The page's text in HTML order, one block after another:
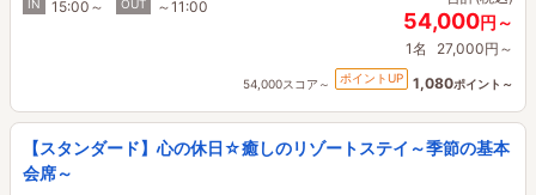
IN
15:00～ OUT ～11:00
54,000円～
1名 27,000円～
54,000スコア～ ポイントUP 1,080ポイント～
【スタンダード】心の休日☆癒しのリゾートステイ～季節の基本
会席～